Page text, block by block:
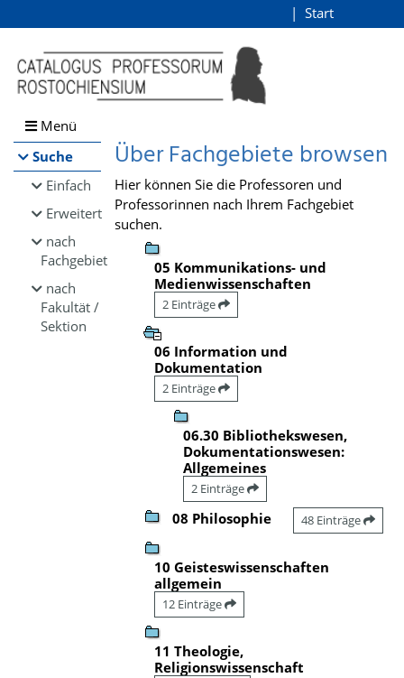
Browsen
direkt zum Inhalt
Start
Menü
Suche
Einfach
Erweitert
nach
Fachgebiet
nach
Fakultät /
Sektion
Über Fachgebiete browsen
Hier können Sie die Professoren und
Professorinnen nach Ihrem Fachgebiet
suchen.
05 Kommunikations- und
Medienwissenschaften
2 Einträge
06 Information und
Dokumentation
2 Einträge
06.30 Bibliothekswesen,
Dokumentationswesen:
Allgemeines
2 Einträge
08 Philosophie 48 Einträge
10 Geisteswissenschaften
allgemein
12 Einträge
11 Theologie,
Religionswissenschaft